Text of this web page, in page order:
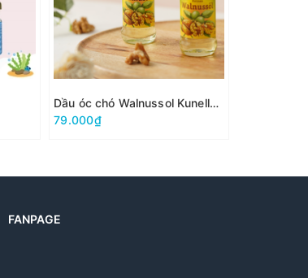
Dầu óc chó Walnussol Kunella Feinkost
79.000₫
FANPAGE